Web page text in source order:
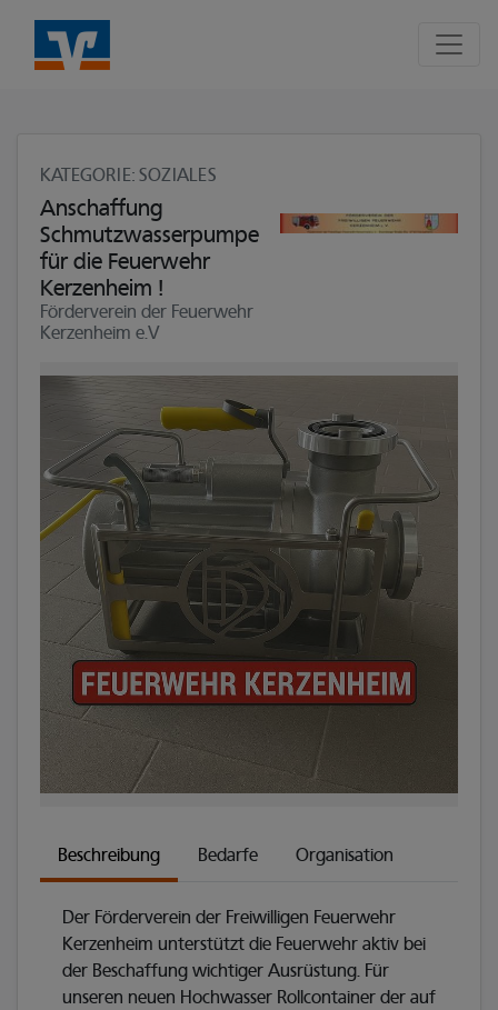
Seite
Klicken Sie, um die Navigation zu überspringen und zum
KATEGORIE: SOZIALES
Anschaffung
Schmutzwasserpumpe
für die Feuerwehr
Kerzenheim !
Förderverein der Feuerwehr
Kerzenheim e.V
Beschreibung Bedarfe Organisation
Der Förderverein der Freiwilligen Feuerwehr
Kerzenheim unterstützt die Feuerwehr aktiv bei
der Beschaffung wichtiger Ausrüstung. Für
unseren neuen Hochwasser Rollcontainer der auf